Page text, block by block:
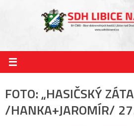
FOTO: „HASIČSKÝ
/HANKA+JAROMÍR/